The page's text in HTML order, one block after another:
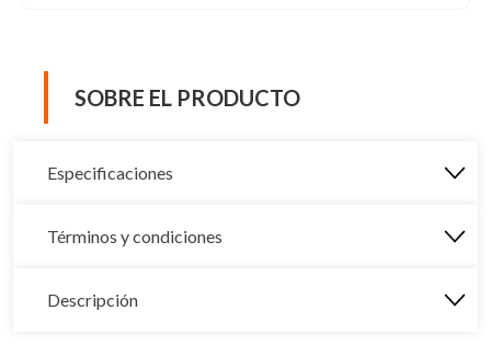
SOBRE EL PRODUCTO
Especificaciones
Términos y condiciones
Descripción